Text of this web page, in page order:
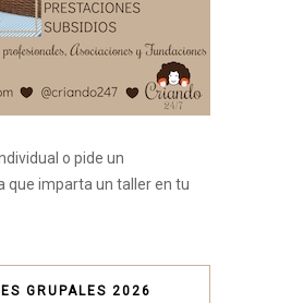
o pide un
que imparta un taller en tu
GRUPALES 2026